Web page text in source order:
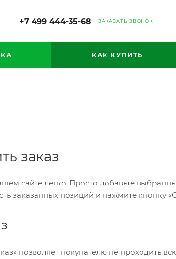
+7 499 444-35-68 ЗАКАЗАТЬ ЗВОНОК
КАК КУПИТЬ
заказ
сайте легко. Просто добавьте
заказанных позиций и нажмите кнопку
позволяет покупателю не проходить